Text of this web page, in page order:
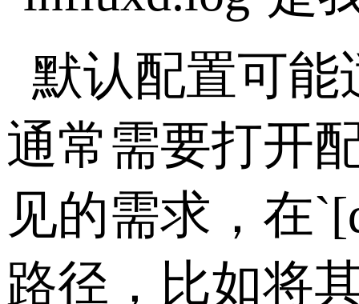
默认配置可能
通常需要打开
见的需求，在
路径，比如将